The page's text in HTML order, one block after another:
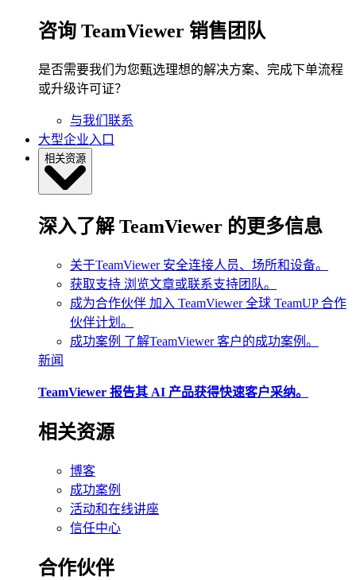
咨询 TeamViewer 销售团队
是否需要我们为您甄选理想的解决方案、完成下单流程
或升级许可证？
与我们联系
大型企业入口
相关资源
深入了解 TeamViewer 的更多信息
关于TeamViewer 安全连接人员、场所和设备。
获取支持 浏览文章或联系支持团队。
成为合作伙伴 加入 TeamViewer 全球 TeamUP 合作
伙伴计划。
成功案例 了解TeamViewer 客户的成功案例。
新闻
TeamViewer 报告其 AI 产品获得快速客户采纳。
相关资源
博客
成功案例
活动和在线讲座
信任中心
合作伙伴